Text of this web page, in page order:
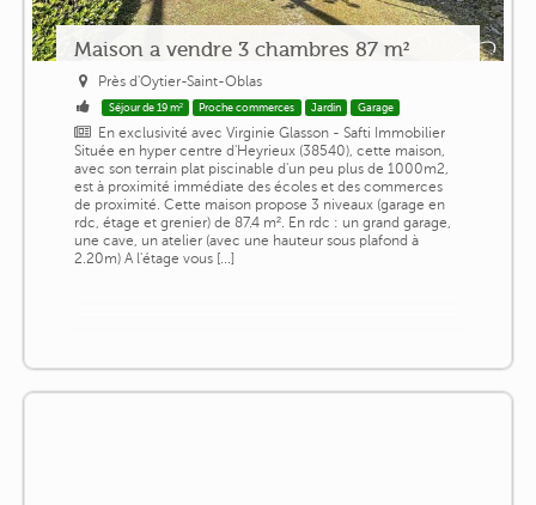
Maison a vendre 3 chambres 87 m²
Près d'Oytier-Saint-Oblas
Séjour de 19 m² Proche commerces Jardin Garage
En exclusivité avec Virginie Glasson - Safti Immobilier
Située en hyper centre d'Heyrieux (38540), cette maison,
avec son terrain plat piscinable d'un peu plus de 1000m2,
est à proximité immédiate des écoles et des commerces
de proximité. Cette maison propose 3 niveaux (garage en
rdc, étage et grenier) de 87.4 m². En rdc : un grand garage,
une cave, un atelier (avec une hauteur sous plafond à
2.20m) A l'étage vous [...]